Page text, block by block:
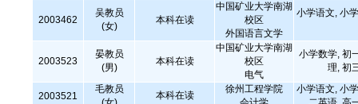
2003462
吴教员
(女)
本科在读
中国矿业大学南湖
校区
外国语言文学
小学语文, 小
2003523
晏教员
(男)
本科在读
中国矿业大学南湖
校区
电气
小学数学, 初
理, 初
2003521
毛教员
本科在读
徐州工程学院
小学语文, 小